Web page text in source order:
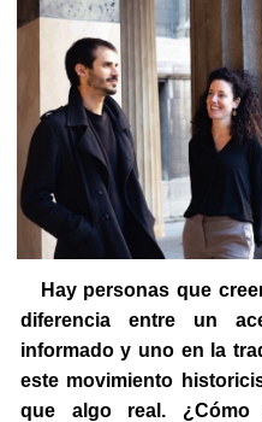
Hay personas que
diferencia entre un
informado y uno en la
este movimiento
que algo real. ¿Cómo